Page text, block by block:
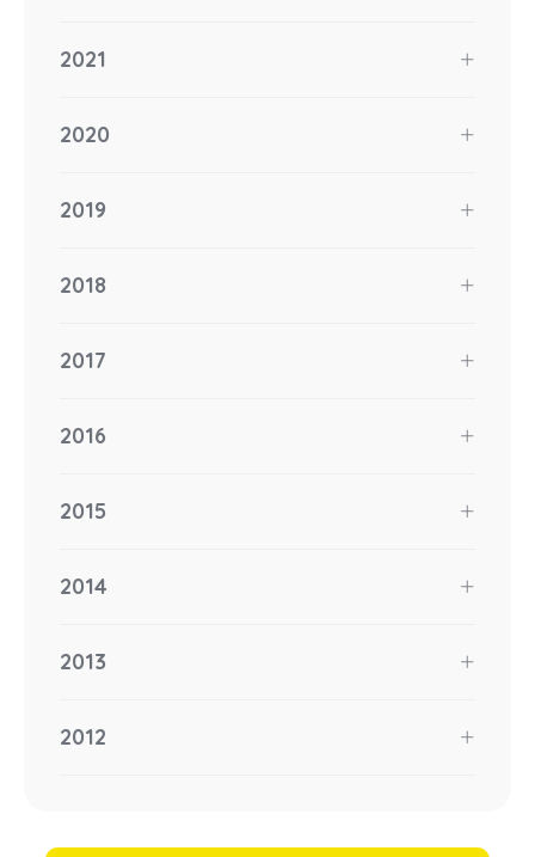
2021
2020
2019
2018
2017
2016
2015
2014
2013
2012